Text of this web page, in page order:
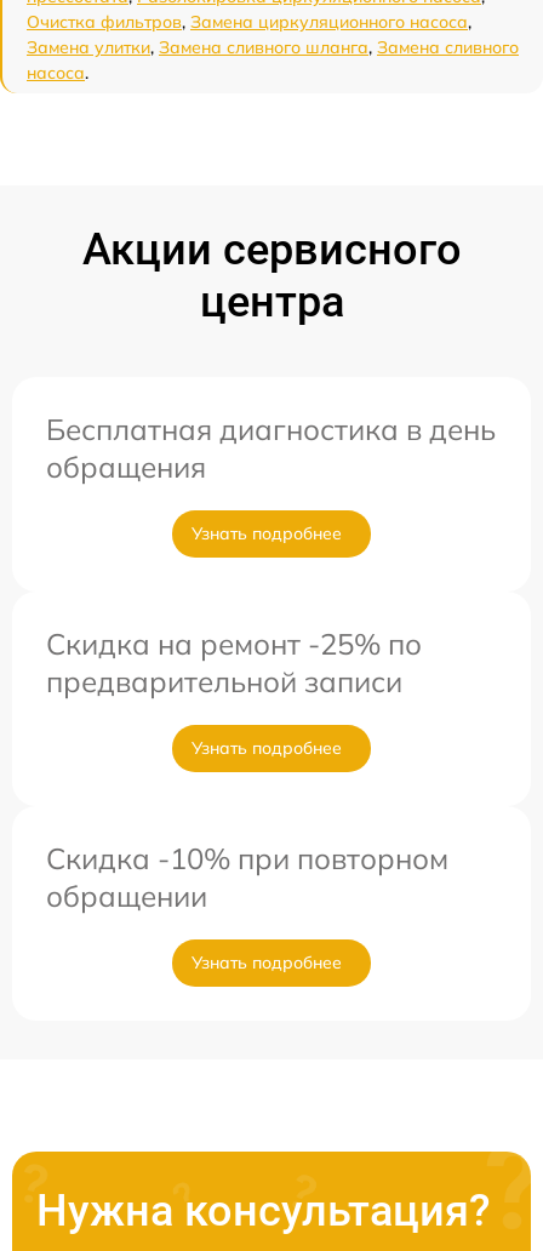
Очистка фильтров, Замена циркуляционного насоса,
Замена улитки, Замена сливного шланга, Замена сливного
насоса.
Акции сервисного
центра
Бесплатная диагностика в день
обращения
Узнать подробнее
Скидка на ремонт -25% по
предварительной записи
Узнать подробнее
Скидка -10% при повторном
обращении
Узнать подробнее
Нужна консультация?